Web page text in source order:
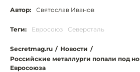
Автор: Святослав Иванов
Теги: Евросоюз Северсталь
Secretmag.ru / Новости /
Российские металлурги попали под
Евросоюза